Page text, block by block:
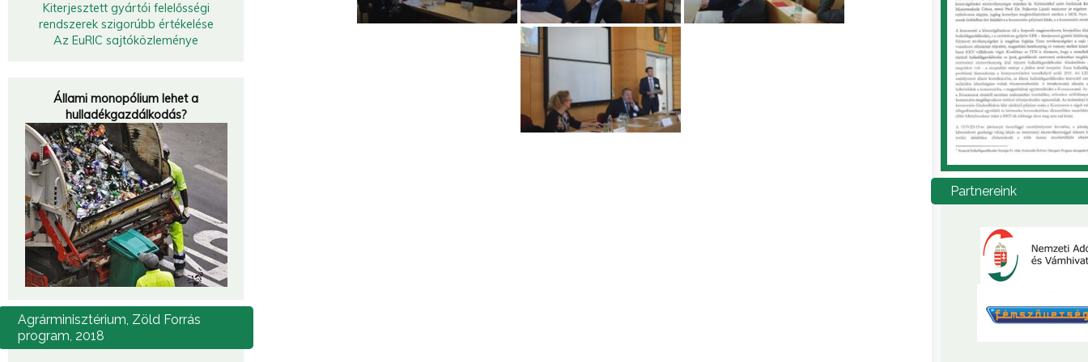
Kiterjesztett gyártói felelősségi
rendszerek szigorúbb értékelése
Az EuRIC sajtóközleménye
Állami monopólium lehet a
hulladékgazdálkodás?
Agrárminisztérium, Zöld Forrás
program, 2018
Partnereink